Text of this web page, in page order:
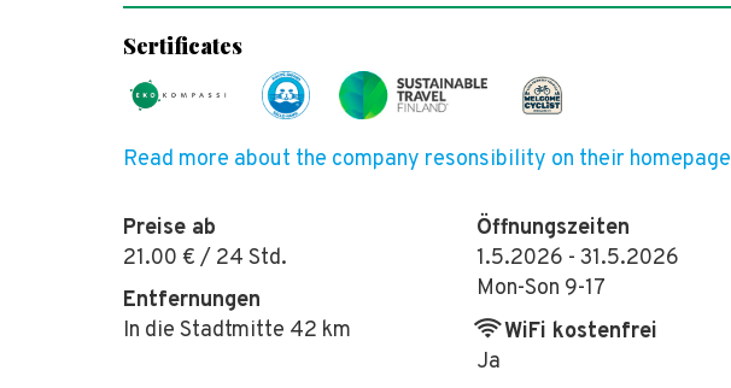
Sertificates
Read more about the company resonsibility on their homepage
Preise ab
21.00 € / 24 Std.
Entfernungen
In die Stadtmitte 42 km
Öffnungszeiten
1.5.2026 - 31.5.2026
Mon-Son 9-17
WiFi kostenfrei
Ja